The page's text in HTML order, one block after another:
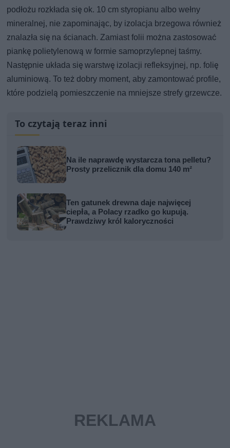
podłożu rozkłada się ok. 10 cm styropianu albo wełny
mineralnej, nie zapominając, by izolacja brzegowa również
znalazła się na ścianach. Zamiast folii można zastosować
piankę polietylenową w formie samoprzylepnej taśmy.
Następnie układa się warstwę izolacji refleksyjnej, np. folię
aluminiową. To też dobry moment, aby zamontować profile,
które podzielą pomieszczenie na mniejsze strefy grzewcze.
To czytają teraz inni
Na ile naprawdę wystarcza tona pelletu?
Prosty przelicznik dla domu 140 m²
Ten gatunek drewna daje najwięcej
ciepła, a Polacy rzadko go kupują.
Prawdziwy król kaloryczności